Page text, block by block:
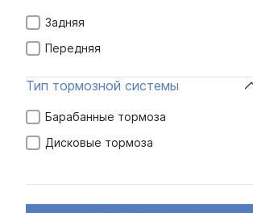
Задняя
Передняя
Тип тормозной системы
Барабанные тормоза
Дисковые тормоза